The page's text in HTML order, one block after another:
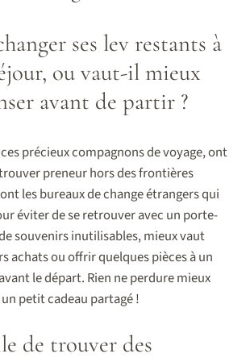
ses lev restants à
ou vaut-il mieux
avant de partir ?
précieux compagnons de voyage, ont
preneur hors des frontières
les bureaux de change étrangers qui
éviter de se retrouver avec un porte-
souvenirs inutilisables, mieux vaut
achats ou offrir quelques pièces à un
le départ. Rien ne perdure mieux
petit cadeau partagé !
de trouver des